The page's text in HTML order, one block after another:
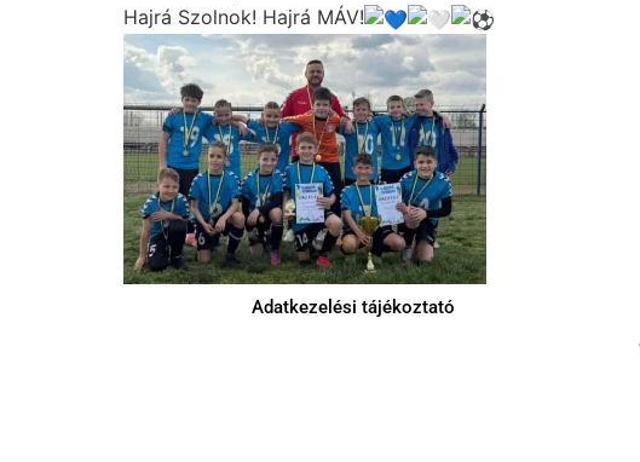
Hajrá Szolnok! Hajrá MÁV!
Adatkezelési tájékoztató